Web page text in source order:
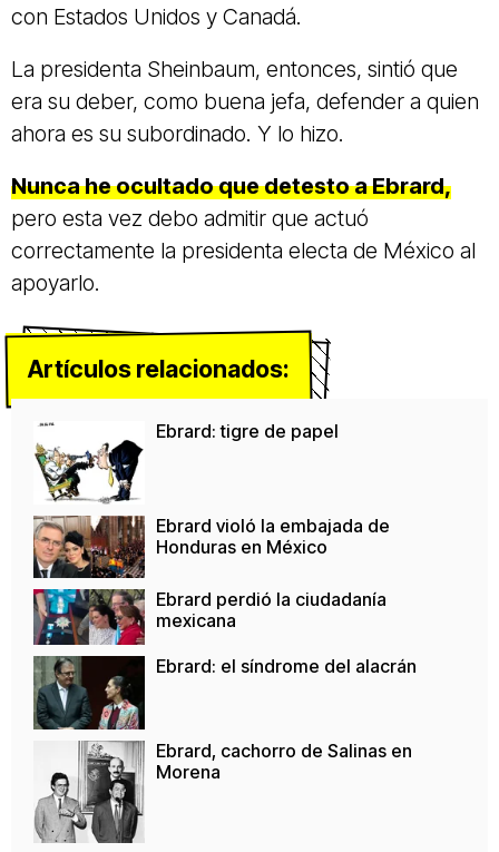
con Estados Unidos y Canadá.
La presidenta Sheinbaum, entonces, sintió que
era su deber, como buena jefa, defender a quien
ahora es su subordinado. Y lo hizo.
Nunca he ocultado que detesto a Ebrard,
pero esta vez debo admitir que actuó
correctamente la presidenta electa de México al
apoyarlo.
Artículos relacionados:
Ebrard: tigre de papel
Ebrard violó la embajada de
Honduras en México
Ebrard perdió la ciudadanía
mexicana
Ebrard: el síndrome del alacrán
Ebrard, cachorro de Salinas en
Morena